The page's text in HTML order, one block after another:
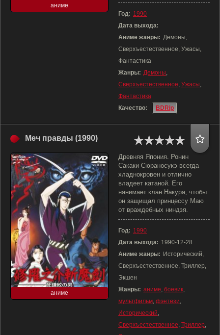
аниме
Год: 1990
Дата выхода:
Аниме жанры: Демоны,
Сверхъестественное, Ужасы,
Фантастика
Жанры: Демоны,
Сверхъестественное, Ужасы,
Фантастика
Качество:
BDRip
Меч правды (1990)
аниме
Древняя Япония. Ронин
Сакаки Сюраносукэ всегда
хладнокровен и отлично
владеет катаной. Его
нанимает клан Накура, чтобы
он защищал принцессу Маю
от враждебных ниндзя.
Год: 1990
Дата выхода: 1990-12-28
Аниме жанры: Исторический,
Сверхъестественное, Триллер,
Экшен
Жанры: аниме, боевик,
мультфильм, фэнтези,
Исторический,
Сверхъестественное, Триллер,